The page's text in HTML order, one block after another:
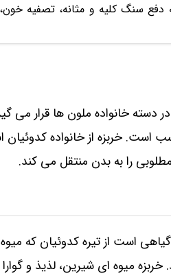
دفع سنگ کلیه و مثانه، تصفیه
دسته خانواده ملون ها قرار می‌
است. خربزه از خانواده
را به بدن منتقل می‌ کند.
است از تیره کدوئیان که
میوه‌ ای شیرین، لذیذ و گوارا